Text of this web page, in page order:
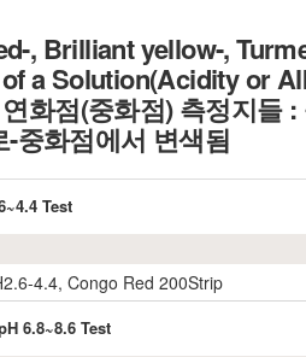
, Brilliant yellow-,
a Solution(Acidity or
화점(중화점) 측정지들
-중화점에서 변색됨
Test
4.4, Congo Red 200Strip
6.8~8.6 Test